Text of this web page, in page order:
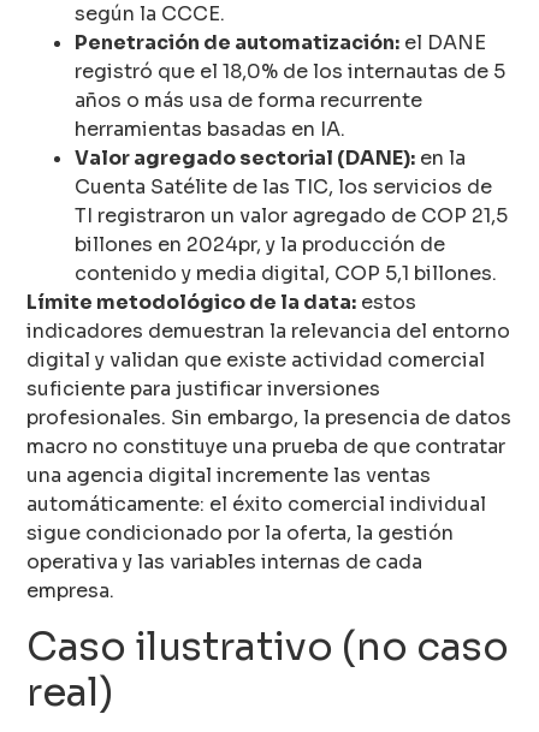
según la CCCE.
Penetración de automatización: el DANE
registró que el 18,0% de los internautas de 5
años o más usa de forma recurrente
herramientas basadas en IA.
Valor agregado sectorial (DANE): en la
Cuenta Satélite de las TIC, los servicios de
TI registraron un valor agregado de COP 21,5
billones en 2024pr, y la producción de
contenido y media digital, COP 5,1 billones.
Límite metodológico de la data: estos
indicadores demuestran la relevancia del entorno
digital y validan que existe actividad comercial
suficiente para justificar inversiones
profesionales. Sin embargo, la presencia de datos
macro no constituye una prueba de que contratar
una agencia digital incremente las ventas
automáticamente: el éxito comercial individual
sigue condicionado por la oferta, la gestión
operativa y las variables internas de cada
empresa.
Caso ilustrativo (no caso
real)